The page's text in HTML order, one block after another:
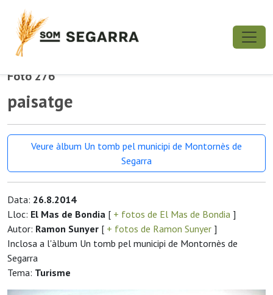
Foto 276
paisatge
Veure àlbum Un tomb pel municipi de Montornès de
Segarra
Data: 26.8.2014
Lloc: El Mas de Bondia [ + fotos de El Mas de Bondia ]
Autor: Ramon Sunyer [ + fotos de Ramon Sunyer ]
Inclosa a l'àlbum Un tomb pel municipi de Montornès de
Segarra
Tema: Turisme